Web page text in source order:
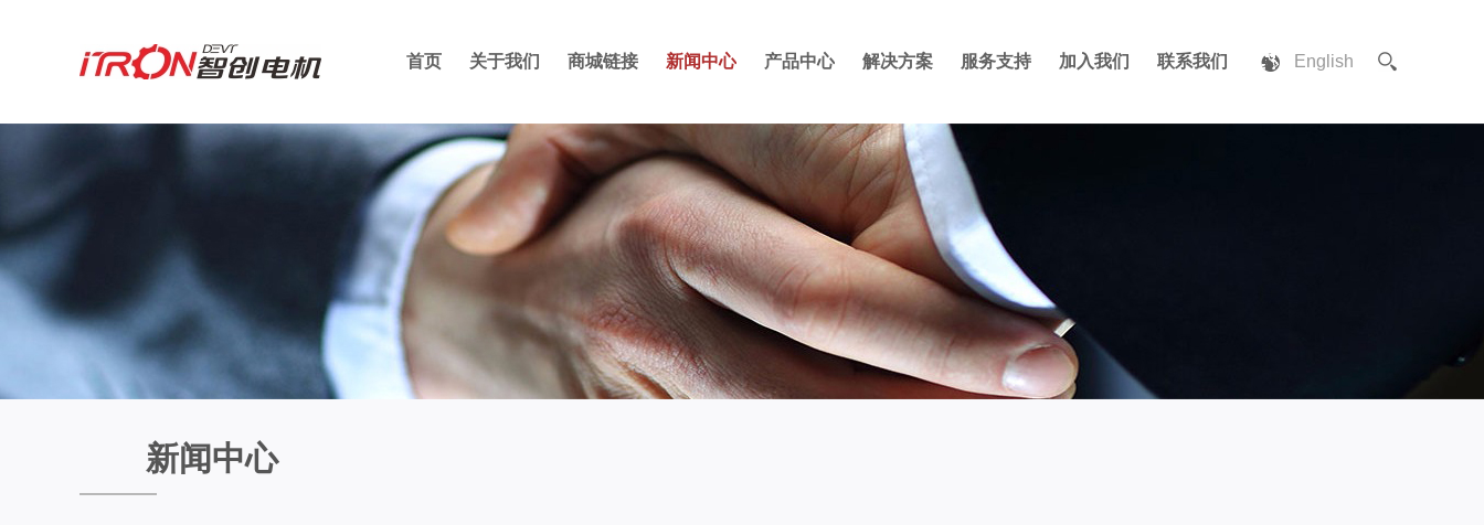
首页 关于我们 商城链接 新闻中心 产品中心 解决方案 服务支持 加入我们 联系我们 English
新闻中心